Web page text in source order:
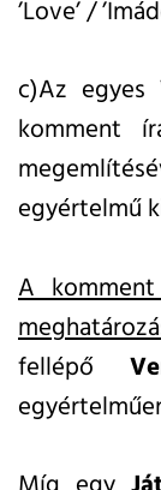
’Love’ /
c)Az egyes
komment
egyértelmű
A
fellépő